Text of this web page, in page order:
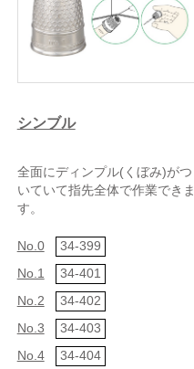
シンブル
全面にディンプル(くぼみ)がつ
いていて指先全体で作業できま
す。
No.0
34-399
No.1
34-401
No.2
34-402
No.3
34-403
No.4
34-404